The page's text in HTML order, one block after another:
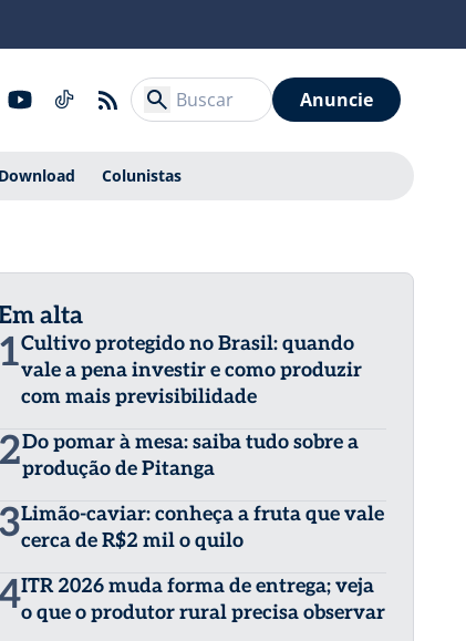
Anuncie
Colunistas
alta
1Cultivo protegido no Brasil: quando
vale a pena investir e como produzir
com mais previsibilidade
2Do pomar à mesa: saiba tudo sobre a
produção de Pitanga
3Limão-caviar: conheça a fruta que vale
cerca de R$2 mil o quilo
ITR 2026 muda forma de entrega; veja
o que o produtor rural precisa observar